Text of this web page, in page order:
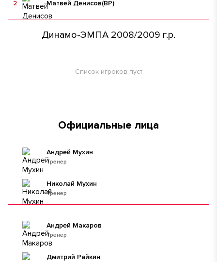
Матвей Денисов(ВР)
2
Динамо-ЭМПА 2008/2009 г.р.
Список игроков пуст
Официальные лица
Тренер
Андрей Мухин
Тренер
Николай Мухин
Тренер
Андрей Макаров
Дмитрий Райкин